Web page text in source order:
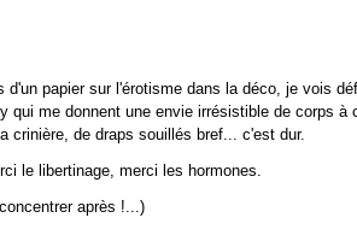
d'un papier sur l'érotisme dans la déco, je vois
qui me donnent une envie irrésistible de corps à
crinière, de draps souillés bref... c'est dur.
le libertinage, merci les hormones.
après !...)